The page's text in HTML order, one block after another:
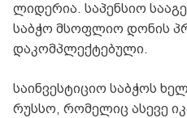
ლიდერია. საპენსიო
საბჭო მსოფლიო დონის
დაკომპლექტებული.
საინვესტიციო საბჭოს
რუსსო, რომელიც ასევე